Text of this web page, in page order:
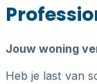
Jouw woning
Heb je last van